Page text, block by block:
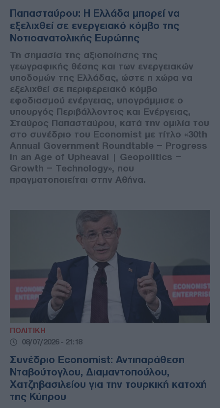
Παπασταύρου: Η Ελλάδα μπορεί να
εξελιχθεί σε ενεργειακό κόμβο της
Νοτιοανατολικής Ευρώπης
Τη σημασία της αξιοποίησης της
γεωγραφικής θέσης και των ενεργειακών
υποδομών της Ελλάδας, ώστε η χώρα να
εξελιχθεί σε περιφερειακό κόμβο
εφοδιασμού ενέργειας, υπογράμμισε ο
υπουργός Περιβάλλοντος και Ενέργειας,
Σταύρος Παπασταύρου, κατά την ομιλία του
στο συνέδριο του Economist με τίτλο «30th
Annual Government Roundtable – Progress
in an Age of Upheaval | Geopolitics –
Growth – Technology», που
πραγματοποιείται στην Αθήνα.
ΠΟΛΙΤΙΚΗ
08/07/2026 - 21:18
Συνέδριο Economist: Αντιπαράθεση
Νταβούτογλου, Διαμαντοπούλου,
Χατζηβασιλείου για την τουρκική κατοχή
της Κύπρου